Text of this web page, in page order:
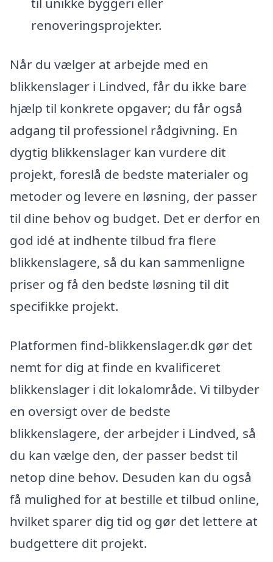
renoveringsprojekter.
Når du vælger at arbejde med en
blikkenslager i Lindved, får du ikke bare
hjælp til konkrete opgaver; du får også
adgang til professionel rådgivning. En
dygtig blikkenslager kan vurdere dit
projekt, foreslå de bedste materialer og
metoder og levere en løsning, der passer
til dine behov og budget. Det er derfor en
god idé at indhente tilbud fra flere
blikkenslagere, så du kan sammenligne
priser og få den bedste løsning til dit
specifikke projekt.
Platformen find-blikkenslager.dk gør det
nemt for dig at finde en kvalificeret
blikkenslager i dit lokalområde. Vi tilbyder
en oversigt over de bedste
blikkenslagere, der arbejder i Lindved, så
du kan vælge den, der passer bedst til
netop dine behov. Desuden kan du også
få mulighed for at bestille et tilbud online,
hvilket sparer dig tid og gør det lettere at
budgettere dit projekt.